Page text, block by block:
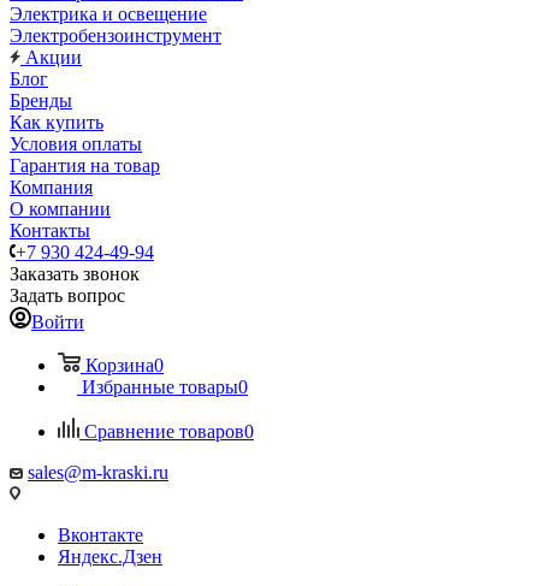
Электрика и освещение
Электробензоинструмент
Акции
Блог
Бренды
Как купить
Условия оплаты
Гарантия на товар
Компания
О компании
Контакты
+7 930 424-49-94
Заказать звонок
Задать вопрос
Войти
Корзина0
Избранные товары0
Сравнение товаров0
sales@m-kraski.ru
Вконтакте
Яндекс.Дзен